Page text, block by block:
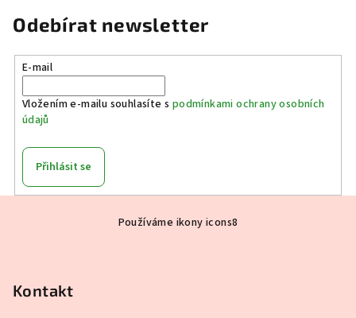
Odebírat newsletter
E-mail
Vložením e-mailu souhlasíte s podmínkami ochrany osobních
údajů
Přihlásit se
Používáme ikony icons8
Kontakt